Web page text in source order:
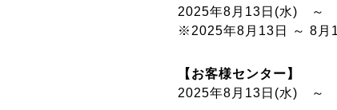
2025年8月13日(水) ～
※2025年8月13日 ～ 8月
【お客様センター】
2025年8月13日(水) ～